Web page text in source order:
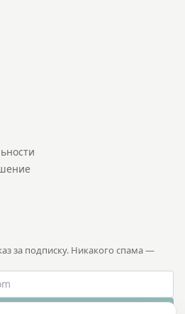
за подписку. Никакого спама —